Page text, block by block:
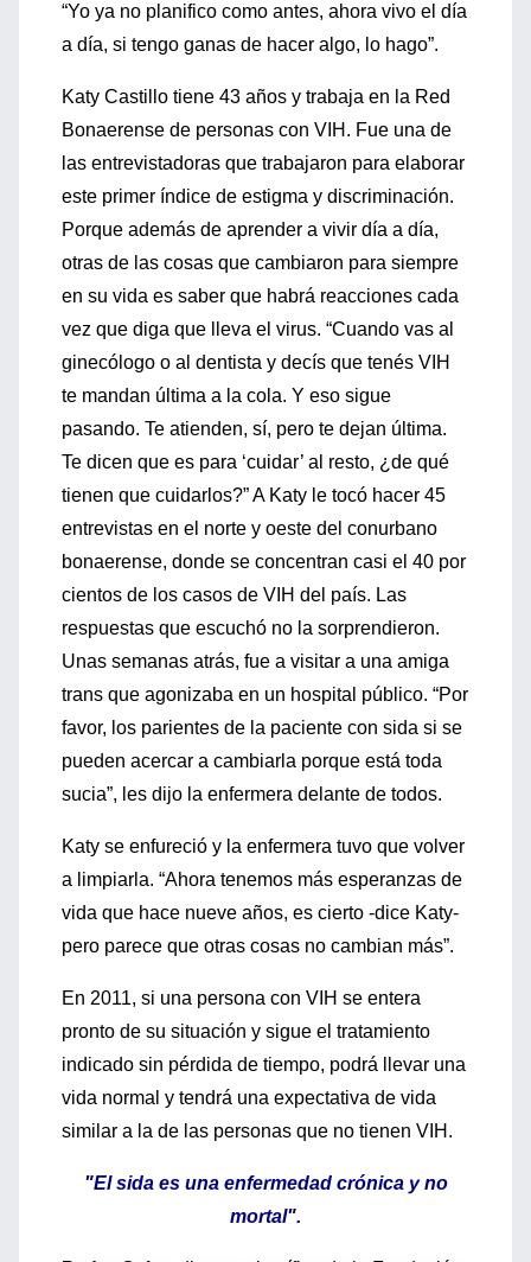
“Yo ya no planifico como antes, ahora vivo el día
a día, si tengo ganas de hacer algo, lo hago”.
Katy Castillo tiene 43 años y trabaja en la Red
Bonaerense de personas con VIH. Fue una de
las entrevistadoras que trabajaron para elaborar
este primer índice de estigma y discriminación.
Porque además de aprender a vivir día a día,
otras de las cosas que cambiaron para siempre
en su vida es saber que habrá reacciones cada
vez que diga que lleva el virus. “Cuando vas al
ginecólogo o al dentista y decís que tenés VIH
te mandan última a la cola. Y eso sigue
pasando. Te atienden, sí, pero te dejan última.
Te dicen que es para ‘cuidar’ al resto, ¿de qué
tienen que cuidarlos?” A Katy le tocó hacer 45
entrevistas en el norte y oeste del conurbano
bonaerense, donde se concentran casi el 40 por
cientos de los casos de VIH del país. Las
respuestas que escuchó no la sorprendieron.
Unas semanas atrás, fue a visitar a una amiga
trans que agonizaba en un hospital público. “Por
favor, los parientes de la paciente con sida si se
pueden acercar a cambiarla porque está toda
sucia”, les dijo la enfermera delante de todos.
Katy se enfureció y la enfermera tuvo que volver
a limpiarla. “Ahora tenemos más esperanzas de
vida que hace nueve años, es cierto -dice Katy-
pero parece que otras cosas no cambian más”.
En 2011, si una persona con VIH se entera
pronto de su situación y sigue el tratamiento
indicado sin pérdida de tiempo, podrá llevar una
vida normal y tendrá una expectativa de vida
similar a la de las personas que no tienen VIH.
"El sida es una enfermedad crónica y no
mortal".